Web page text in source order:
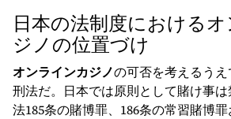
日本の法制度における
ジノの位置づけ
オンラインカジノの可否を考えるう
刑法だ。日本では原則として賭け事
法185条の賭博罪、186条の常習賭博